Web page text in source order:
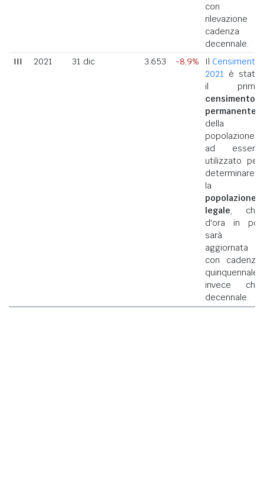
con
rilevazione a
cadenza
decennale.
III
2021 31 dic 3.653 -8,9% Il Censimento
2021 è stato
il primo
censimento
permanente
della
popolazione
ad essere
utilizzato per
determinare
la
popolazione
legale, che
d'ora in poi
sarà
aggiornata
con cadenza
quinquennale
invece che
decennale.